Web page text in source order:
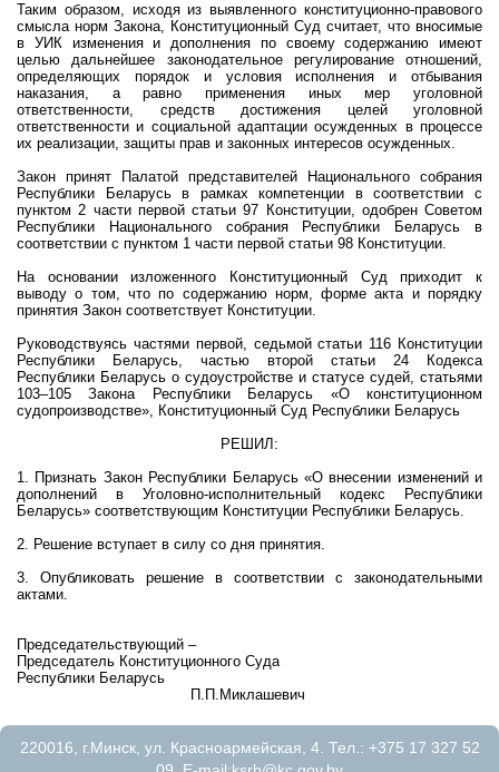
Таким образом, исходя из выявленного конституционно-правового
смысла норм Закона, Конституционный Суд считает, что вносимые
в УИК изменения и дополнения по своему содержанию имеют
целью дальнейшее законодательное регулирование отношений,
определяющих порядок и условия исполнения и отбывания
наказания, а равно применения иных мер уголовной
ответственности, средств достижения целей уголовной
ответственности и социальной адаптации осужденных в процессе
их реализации, защиты прав и законных интересов осужденных.
Закон принят Палатой представителей Национального собрания
Республики Беларусь в рамках компетенции в соответствии с
пунктом 2 части первой статьи 97 Конституции, одобрен Советом
Республики Национального собрания Республики Беларусь в
соответствии с пунктом 1 части первой статьи 98 Конституции.
На основании изложенного Конституционный Суд приходит к
выводу о том, что по содержанию норм, форме акта и порядку
принятия Закон соответствует Конституции.
Руководствуясь частями первой, седьмой статьи 116 Конституции
Республики Беларусь, частью второй статьи 24 Кодекса
Республики Беларусь о судоустройстве и статусе судей, статьями
103–105 Закона Республики Беларусь «О конституционном
судопроизводстве», Конституционный Суд Республики Беларусь
РЕШИЛ:
1. Признать Закон Республики Беларусь «О внесении изменений и
дополнений в Уголовно-исполнительный кодекс Республики
Беларусь» соответствующим Конституции Республики Беларусь.
2. Решение вступает в силу со дня принятия.
3. Опубликовать решение в соответствии с законодательными
актами.
Председательствующий –
Председатель Конституционного Суда
Республики Беларусь
П.П.Миклашевич
220016, г.Минск, ул. Красноармейская, 4. Тел.: +375 17 327 52